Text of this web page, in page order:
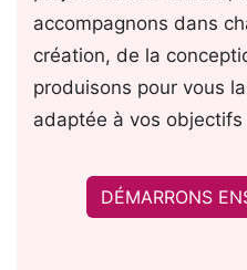
accompagnons dans
création, de la
produisons pour vous
adaptée à vos
DÉMARRONS